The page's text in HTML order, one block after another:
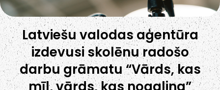
Latviešu valodas aģentūra
izdevusi skolēnu radošo
darbu grāmatu “Vārds, kas